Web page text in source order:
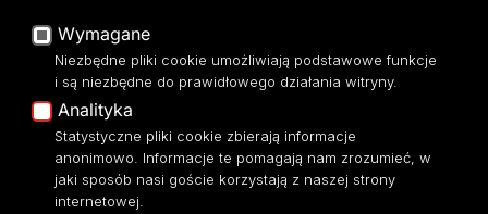
Platforma e-learningowa
Moodle
Eksperci UŁ
Polityka Prywatności
Dostępność
Wymagane
Niezbędne pliki cookie umożliwiają podstawowe funkcje
i są niezbędne do prawidłowego działania witryny.
Analityka
Statystyczne pliki cookie zbierają informacje
anonimowo. Informacje te pomagają nam zrozumieć, w
jaki sposób nasi goście korzystają z naszej strony
internetowej.